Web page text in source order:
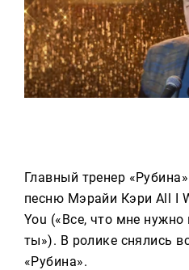
Реклама
Для связи
+7 (843) 570−50−00
reception@tnvtv.ru
Главный тренер
песню Мэрайи Кэри All I
You («Все, что мне
ты»). В ролике снялись
«Рубина».